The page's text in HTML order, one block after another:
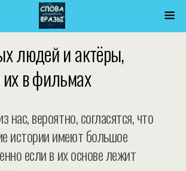
людей и актёры,
в фильмах
нас, вероятно, согласятся, что
истории имеют большое
если в их основе лежит